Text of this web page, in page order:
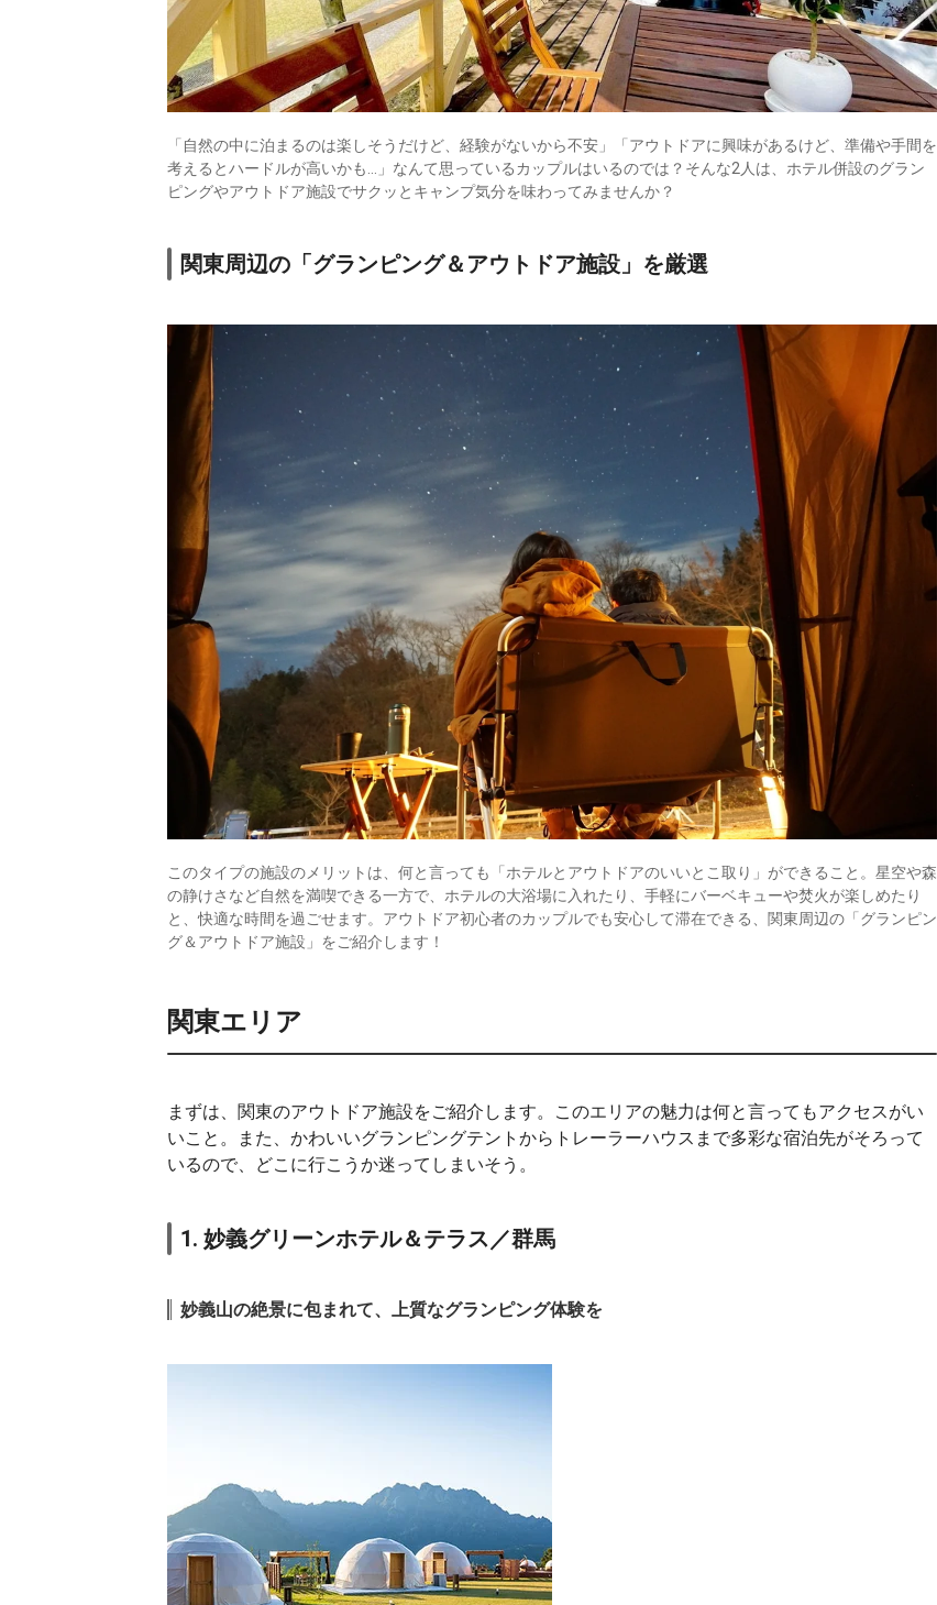
「自然の中に泊まるのは楽しそうだけど、経験がないから不安」「アウトドアに興味があるけど、準備や手間を
考えるとハードルが高いかも…」なんて思っているカップルはいるのでは？そんな2人は、ホテル併設のグラン
ピングやアウトドア施設でサクッとキャンプ気分を味わってみませんか？
関東周辺の「グランピング＆アウトドア施設」を厳選
このタイプの施設のメリットは、何と言っても「ホテルとアウトドアのいいとこ取り」ができること。星空や森
の静けさなど自然を満喫できる一方で、ホテルの大浴場に入れたり、手軽にバーベキューや焚火が楽しめたり
と、快適な時間を過ごせます。アウトドア初心者のカップルでも安心して滞在できる、関東周辺の「グランピン
グ＆アウトドア施設」をご紹介します！
関東エリア
まずは、関東のアウトドア施設をご紹介します。このエリアの魅力は何と言ってもアクセスがい
いこと。また、かわいいグランピングテントからトレーラーハウスまで多彩な宿泊先がそろって
いるので、どこに行こうか迷ってしまいそう。
1. 妙義グリーンホテル＆テラス／群馬
妙義山の絶景に包まれて、上質なグランピング体験を